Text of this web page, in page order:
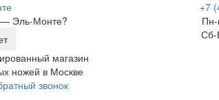
— Эль-Монте?
магазин
ножей в Москве
звонок
+7
Сб-